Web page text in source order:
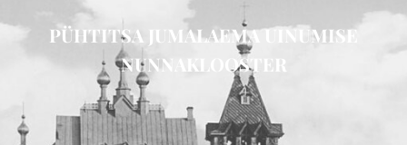
PÜHTITSA JUMALAEMA UINUMISE
NUNNAKLOOSTER